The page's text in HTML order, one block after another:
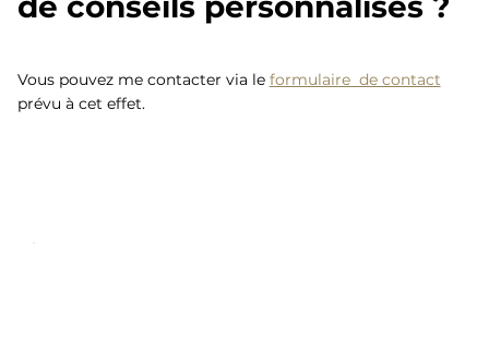
Vous pouvez me contacter via le formulaire de contact
prévu à cet effet.